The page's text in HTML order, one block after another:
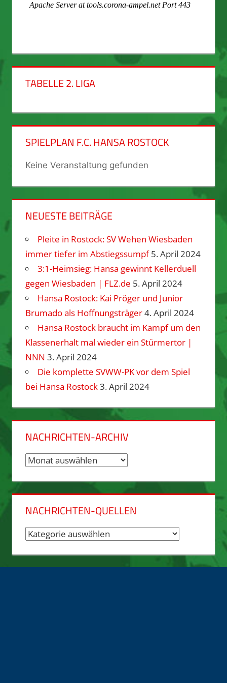
TABELLE 2. LIGA
SPIELPLAN F.C. HANSA ROSTOCK
Keine Veranstaltung gefunden
NEUESTE BEITRÄGE
Pleite in Rostock: SV Wehen Wiesbaden
immer tiefer im Abstiegssumpf 5. April 2024
3:1-Heimsieg: Hansa gewinnt Kellerduell
gegen Wiesbaden | FLZ.de 5. April 2024
Hansa Rostock: Kai Pröger und Junior
Brumado als Hoffnungsträger4. April 2024
Hansa Rostock braucht im Kampf um den
Klassenerhalt mal wieder ein Stürmertor |
NNN 3. April 2024
Die komplette SVWW-PK vor dem Spiel
bei Hansa Rostock3. April 2024
NACHRICHTEN-ARCHIV
Nachrichten-
NACHRICHTEN-QUELLEN
Nachrichten-